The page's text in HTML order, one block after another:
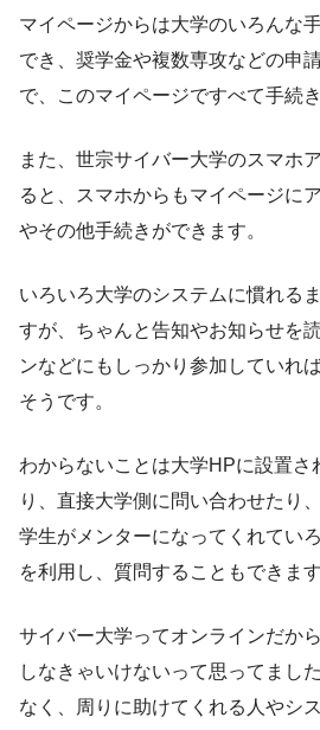
マイページからは大学のいろんな
でき、奨学金や複数専攻などの申
で、このマイページですべて手続
また、世宗サイバー大学のスマホ
ると、スマホからもマイページに
やその他手続きができます。
いろいろ大学のシステムに慣れる
すが、ちゃんと告知やお知らせを
ンなどにもしっかり参加していれ
そうです。
わからないことは大学HPに設置さ
り、直接大学側に問い合わせたり
学生がメンターになってくれてい
を利用し、質問することもできます
サイバー大学ってオンラインだか
しなきゃいけないって思ってまし
なく、周りに助けてくれる人やシ